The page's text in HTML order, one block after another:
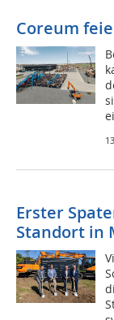
Coreum
Erster
Standort in